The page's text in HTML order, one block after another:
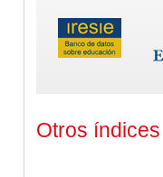
Otros índices